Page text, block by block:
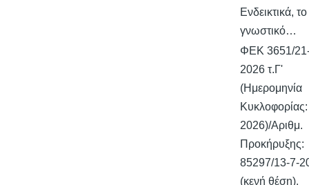
Ενδεικτικά, το
γνωστικό…
ΦΕΚ 3651/
2026 τ.Γ'
(Ημερομηνία
2026)/Αριθμ.
Προκήρυξης:
85297/13-7-
(κενή θέση).